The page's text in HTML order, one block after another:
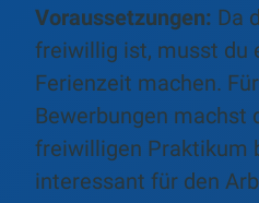
Voraussetzungen: Da
freiwillig ist, musst du
Ferienzeit machen.
Bewerbungen machst
freiwilligen Praktikum
interessant für den